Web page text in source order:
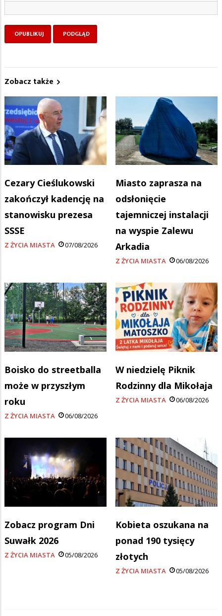
Zobacz także
Cezary Cieślukowski
zakończył kadencję na
stanowisku prezesa
SSSE
Z ŻYCIA MIASTA 07/08/2026
Miasto zaprasza na
odsłonięcie
tajemniczej instalacji
na wyspie Zalewu
Arkadia
Z ŻYCIA MIASTA 06/08/2026
Boisko do streetballa
może w przyszłym
roku
Z ŻYCIA MIASTA 06/08/2026
W niedzielę Piknik
Rodzinny dla Mikołaja
Z ŻYCIA MIASTA 06/08/2026
Zobacz program Dni
Suwałk 2026
Z ŻYCIA MIASTA 05/08/2026
Kobieta oszukana na
ponad 190 tysięcy
złotych
Z ŻYCIA MIASTA 05/08/2026